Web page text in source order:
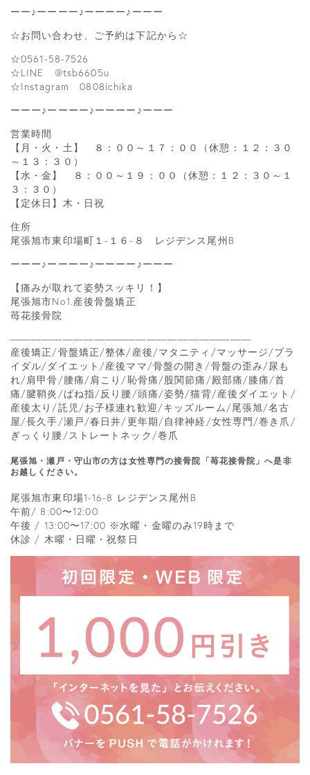
ーー♪ーーーー♪ーーーー♪ーーー
☆お問い合わせ、ご予約は下記から☆
☆0561-58-7526
☆LINE @tsb6605u
☆Instagram 0808ichika
ーーー♪ーーーー♪ーーーー♪ーーー
営業時間
【月・火・土】 ８：００～１７：００（休憩：１２：３０
～１３：３０）
【水・金】 ８：００～１９：００（休憩：１２：３０～１
３：３０）
【定休日】木・日祝
住所
尾張旭市東印場町１-１６-８ レジデンス尾州B
ーーー♪ーーーー♪ーーーー♪ーーー
【痛みが取れて姿勢スッキリ！】
尾張旭市No1.産後骨盤矯正
苺花接骨院
―――――――――――――――――――――――
産後矯正/骨盤矯正/整体/産後/マタニティ/マッサージ/ブラ
イダル/ダイエット/産後ママ/骨盤の開き/骨盤の歪み/尿も
れ/肩甲骨/腰痛/肩こり/恥骨痛/股関節痛/殿部痛/膝痛/首
痛/腱鞘炎/ばね指/反り腰/頭痛/姿勢/猫背/産後ダイエット/
産後太り/託児/お子様連れ歓迎/キッズルーム/尾張旭/名古
屋/長久手/瀬戸/春日井/更年期/自律神経/女性専門/巻き爪/
ぎっくり腰/ストレートネック/巻爪
尾張旭・瀬戸・守山市の方は女性専門の接骨院「苺花接骨院」へ是非
お越しください。
尾張旭市東印場1-16-8 レジデンス尾州B
午前/ 8:00〜12:00
午後 / 13:00〜17:00 ※水曜・金曜のみ19時まで
休診 / 木曜・日曜・祝祭日